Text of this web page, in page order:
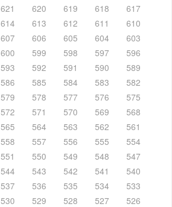
621 620 619 618
617
614 613 612 611
610
607 606 605 604
603
600 599 598 597
596
593 592 591 590
589
586 585 584 583
582
579 578 577 576
575
572 571 570 569
568
565 564 563 562
561
558 557 556 555
554
551 550 549 548
547
544 543 542 541
540
537 536 535 534
533
530 529 528 527
526